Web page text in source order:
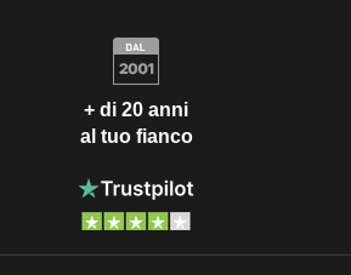
+ di 20 anni
al tuo fianco